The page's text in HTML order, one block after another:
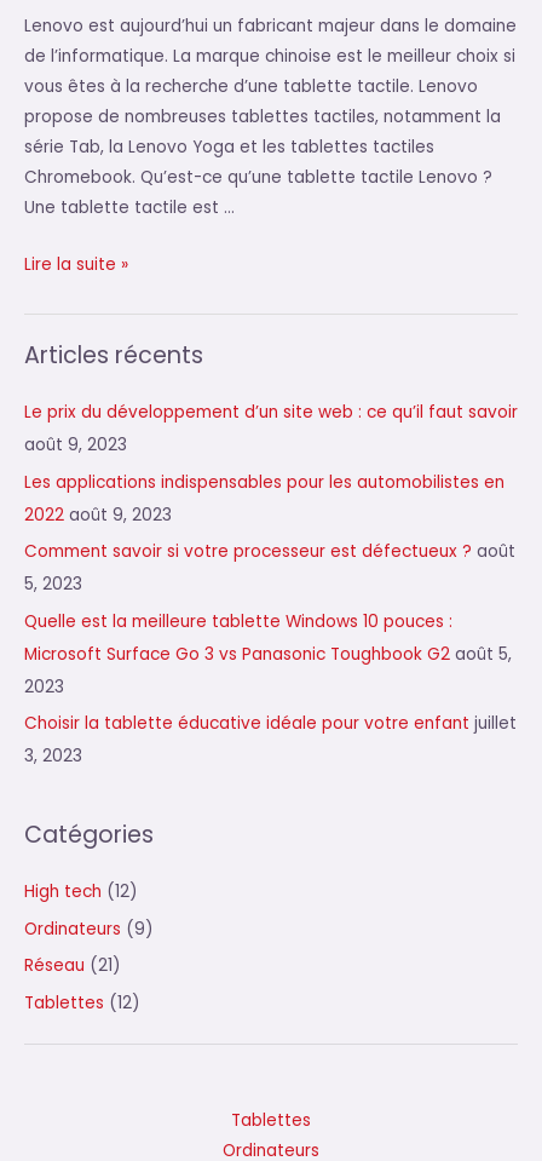
Lenovo est aujourd’hui un fabricant majeur dans le domaine
de l’informatique. La marque chinoise est le meilleur choix si
vous êtes à la recherche d’une tablette tactile. Lenovo
propose de nombreuses tablettes tactiles, notamment la
série Tab, la Lenovo Yoga et les tablettes tactiles
Chromebook. Qu’est-ce qu’une tablette tactile Lenovo ?
Une tablette tactile est …
Quelle
Lenovo
?
Lire la suite »
Articles récents
Le prix du développement d’un site web : ce qu’il faut savoir
août 9, 2023
Les applications indispensables pour les automobilistes en
2022 août 9, 2023
Comment savoir si votre processeur est défectueux ? août
5, 2023
Quelle est la meilleure tablette Windows 10 pouces :
Microsoft Surface Go 3 vs Panasonic Toughbook G2 août 5,
2023
Choisir la tablette éducative idéale pour votre enfant juillet
3, 2023
Catégories
High tech (12)
Ordinateurs (9)
Réseau (21)
Tablettes (12)
Tablettes
Ordinateurs